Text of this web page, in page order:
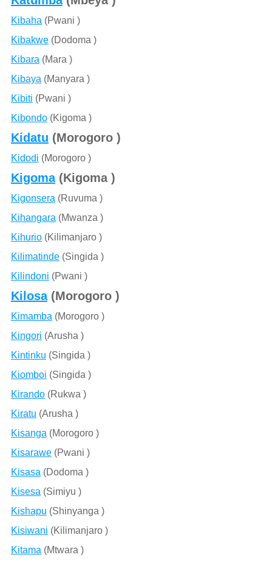
Kibaha (Pwani )
Kibakwe(Dodoma )
Kibara (Mara )
Kibaya (Manyara )
Kibiti (Pwani )
Kibondo(Kigoma )
Kidatu (Morogoro )
Kidodi (Morogoro )
Kigoma(Kigoma )
Kigonsera (Ruvuma )
Kihangara (Mwanza )
Kihurio(Kilimanjaro )
Kilimatinde(Singida )
Kilindoni (Pwani )
Kilosa(Morogoro )
Kimamba (Morogoro )
Kingori (Arusha )
Kintinku (Singida )
Kiomboi (Singida )
Kirando(Rukwa )
Kiratu (Arusha )
Kisanga (Morogoro )
Kisarawe(Pwani )
Kisasa (Dodoma )
Kisesa (Simiyu )
Kishapu (Shinyanga )
Kisiwani (Kilimanjaro )
Kitama (Mtwara )